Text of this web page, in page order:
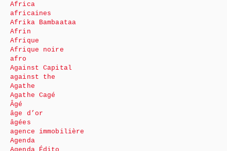
Africa
africaines
Afrika Bambaataa
Afrin
Afrique
Afrique noire
afro
Against Capital
against the
Agathe
Agathe Cagé
Âgé
âge d’or
âgées
agence immobilière
Agenda